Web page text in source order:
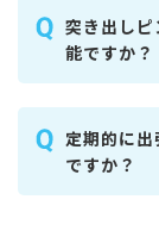
突き出し
能ですか？
定期的に
ですか？